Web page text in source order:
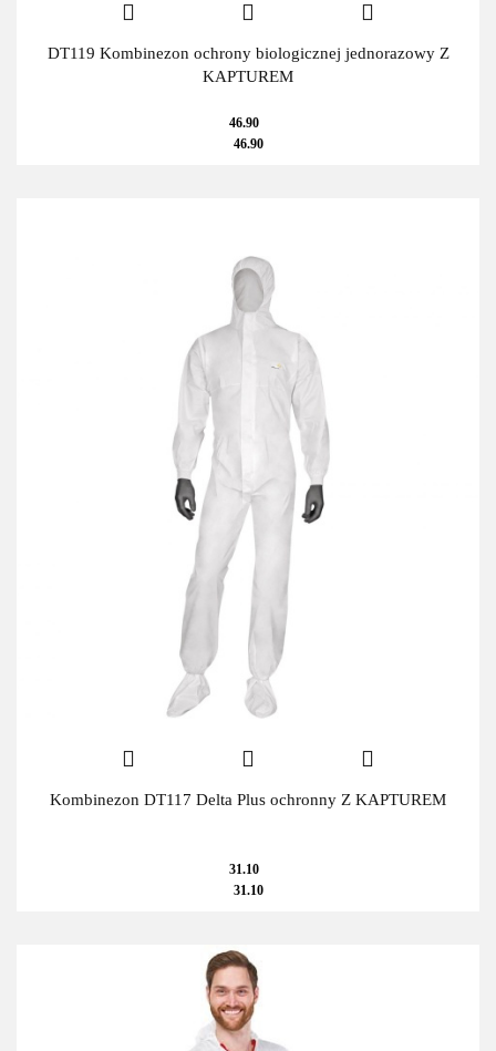
DT119 Kombinezon ochrony biologicznej jednorazowy Z
KAPTUREM
46.90
46.90
Kombinezon DT117 Delta Plus ochronny Z KAPTUREM
31.10
31.10